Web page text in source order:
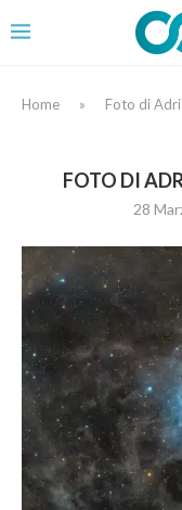
Home » Foto di
FOTO DI
28